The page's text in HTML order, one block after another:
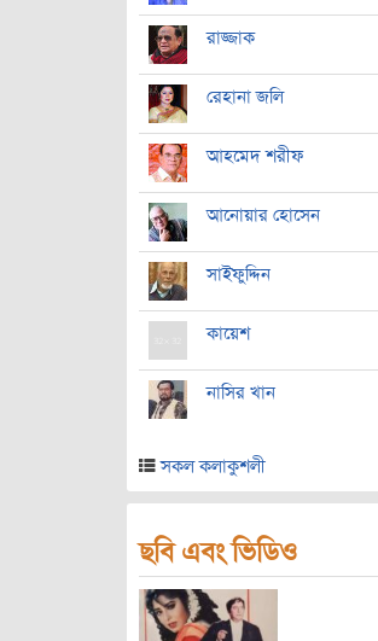
রাজ্জাক
রেহানা জলি
আহমেদ শরীফ
আনোয়ার হোসেন
সাইফুদ্দিন
কায়েশ
নাসির খান
সকল কলাকুশলী
ছবি এবং ভিডিও